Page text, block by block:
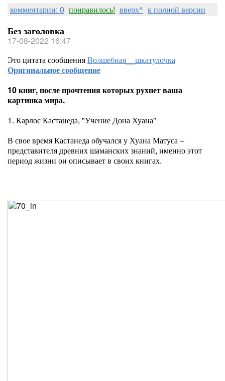
комментарии: 0 понравилось! вверх^ к полной версии
Без заголовка
17-08-2022 16:47
Это цитата сообщенияВолшебная__шкатулочка
Оригинальное сообщение
10 книг, после прочтения которых рухнет ваша
картинка мира.
1. Карлос Кастанеда, "Учение Дона Хуана"
В свое время Кастанеда обучался у Хуана Матуса –
представителя древних шаманских знаний, именно этот
период жизни он описывает в своих книгах.